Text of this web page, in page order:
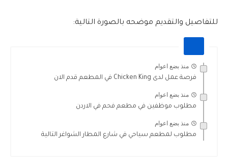
للتفاصيل والتقديم موضحه بالصورة التالية:
منذ بضع اعوام
فرصة عمل لدى Chicken King في المطعم قدم الان
منذ بضع اعوام
مطلوب موظفين في مطعم فحم في الاردن
منذ بضع اعوام
مطلوب لمطعم سياحي في شارع المطار الشواغر التالية